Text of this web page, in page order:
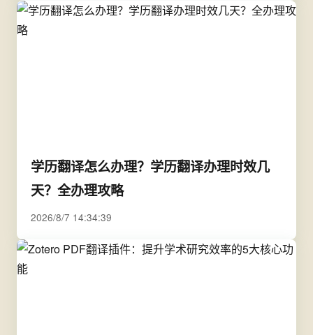
学历翻译怎么办理？学历翻译办理时效几
天？全办理攻略
2026/8/7 14:34:39